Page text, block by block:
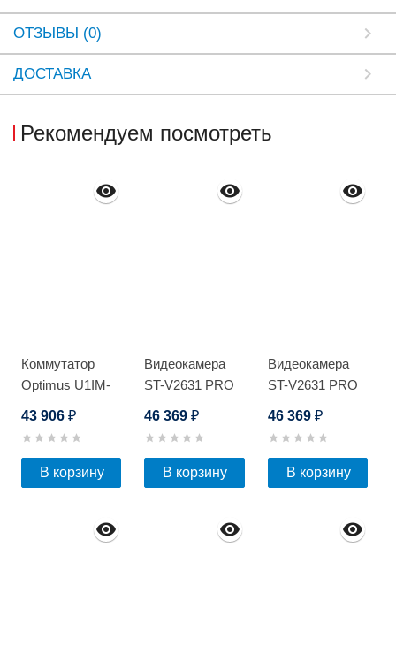
ОТЗЫВЫ (0)
ДОСТАВКА
Рекомендуем посмотреть
Коммутатор
Optimus U1IM-
43 906 ₽
В корзину
Видеокамера
ST-V2631 PRO
46 369₽
В корзину
Видеокамера
ST-V2631 PRO
46 369 ₽
В корзину